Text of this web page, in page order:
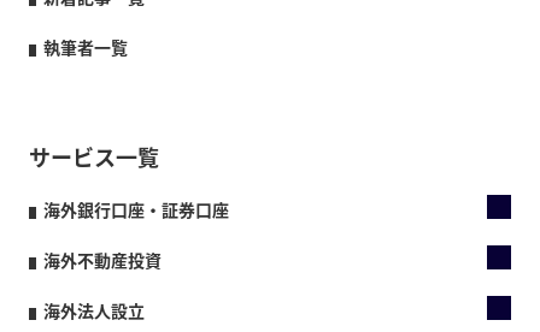
執筆者一覧
サービス一覧
海外銀行口座・証券口座
海外不動産投資
海外法人設立